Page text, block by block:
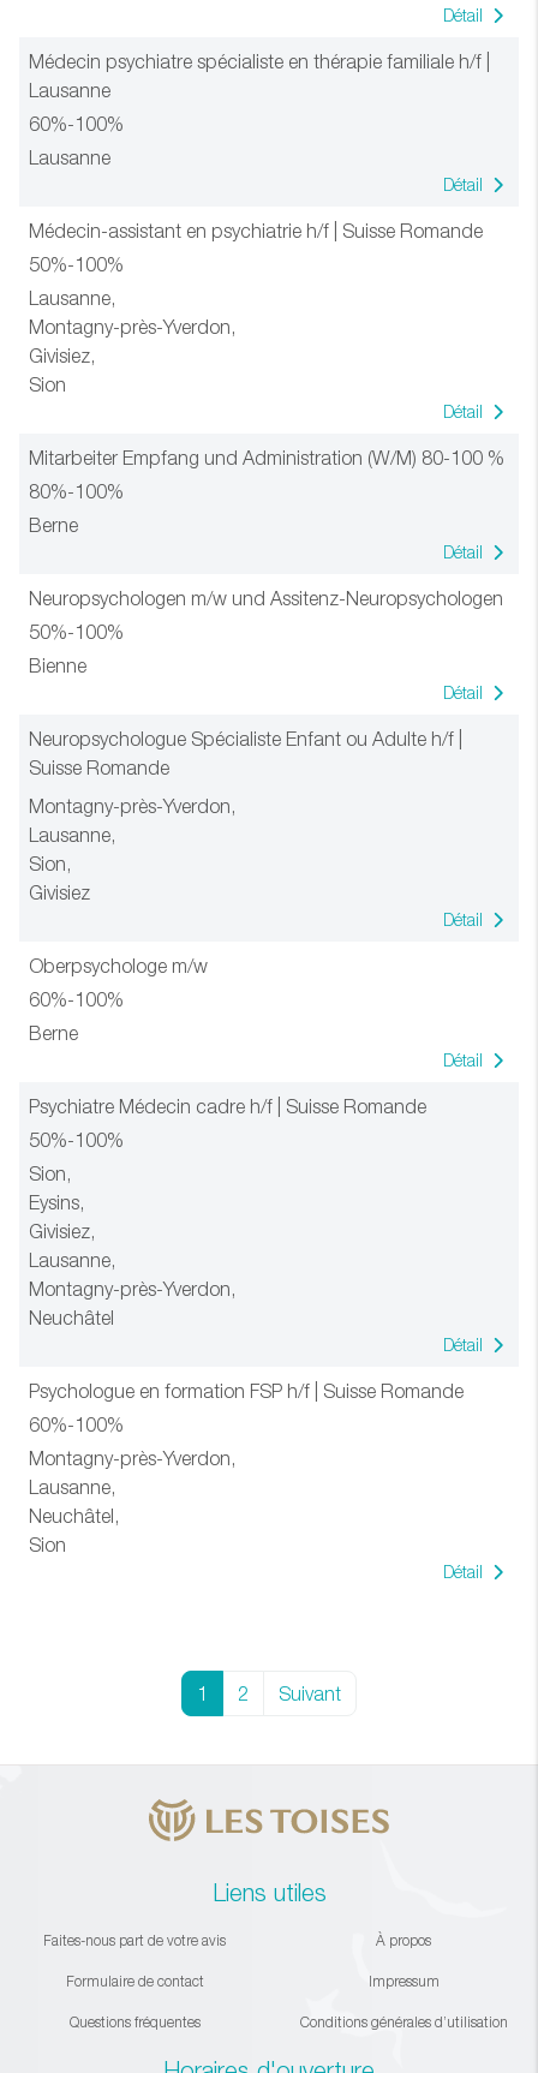
Détail
Médecin psychiatre spécialiste en thérapie familiale h/f |
Lausanne
60%-100%
Lausanne
Détail
Médecin-assistant en psychiatrie h/f | Suisse Romande
50%-100%
Lausanne,
Montagny-près-Yverdon,
Givisiez,
Sion
Détail
Mitarbeiter Empfang und Administration (W/M) 80-100 %
80%-100%
Berne
Détail
Neuropsychologen m/w und Assitenz-Neuropsychologen
50%-100%
Bienne
Détail
Neuropsychologue Spécialiste Enfant ou Adulte h/f |
Suisse Romande
Montagny-près-Yverdon,
Lausanne,
Sion,
Givisiez
Détail
Oberpsychologe m/w
60%-100%
Berne
Détail
Psychiatre Médecin cadre h/f | Suisse Romande
50%-100%
Sion,
Eysins,
Givisiez,
Lausanne,
Montagny-près-Yverdon,
Neuchâtel
Détail
Psychologue en formation FSP h/f | Suisse Romande
60%-100%
Montagny-près-Yverdon,
Lausanne,
Neuchâtel,
Sion
Détail
1 2 Suivant
Liens utiles
Faites-nous part de votre avis
Formulaire de contact
Questions fréquentes
À propos
Impressum
Conditions générales d’utilisation